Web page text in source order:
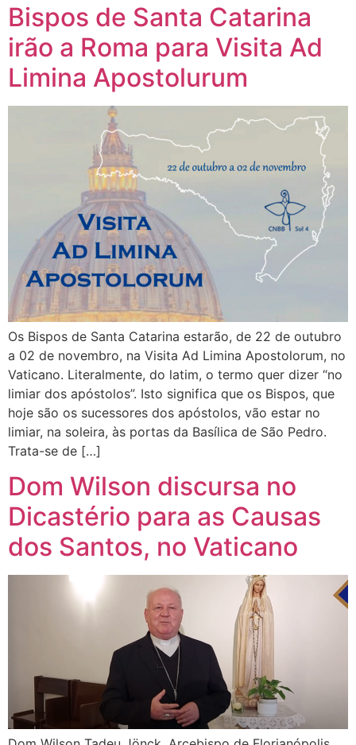
Bispos de Santa Catarina
irão a Roma para Visita Ad
Limina Apostolurum
Os Bispos de Santa Catarina estarão, de 22 de outubro
a 02 de novembro, na Visita Ad Limina Apostolorum, no
Vaticano. Literalmente, do latim, o termo quer dizer “no
limiar dos apóstolos”. Isto significa que os Bispos, que
hoje são os sucessores dos apóstolos, vão estar no
limiar, na soleira, às portas da Basílica de São Pedro.
Trata-se de […]
Dom Wilson discursa no
Dicastério para as Causas
dos Santos, no Vaticano